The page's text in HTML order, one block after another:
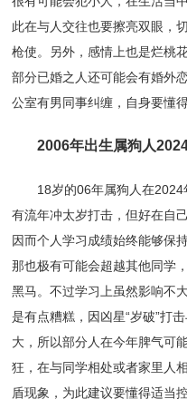
此在与人交往也要擦亮双眼，
枪使。另外，感情上也是烂桃
部分已婚之人还可能会有婚外
公室有男同事纠缠，自身要懂
2006年出生属狗人
18岁的06年属狗人在2024
有流年冲太岁打击，但好在自
因而个人学习成绩始终能够保
那也极有可能会超越其他同学
黑马。不过学习上虽然影响不
是有点糟糕，因凶星“岁破”打
大，所以部分人在今年脾气可
狂，在与同学相处或者家里人
盾现象，为此建议要懂得适当